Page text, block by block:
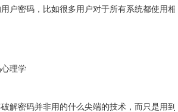
户密码，比如很多用户对于所有系统都使用
理学
解密码并非用的什么尖端的技术，而只是用